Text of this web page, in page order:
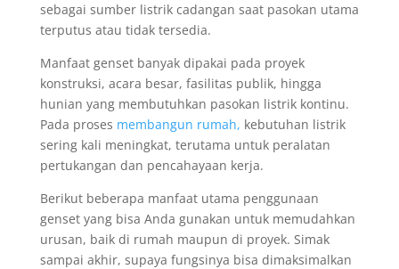
sebagai sumber listrik cadangan saat pasokan utama
terputus atau tidak tersedia.
Manfaat genset banyak dipakai pada proyek
konstruksi, acara besar, fasilitas publik, hingga
hunian yang membutuhkan pasokan listrik kontinu.
Pada proses membangun rumah, kebutuhan listrik
sering kali meningkat, terutama untuk peralatan
pertukangan dan pencahayaan kerja.
Berikut beberapa manfaat utama penggunaan
genset yang bisa Anda gunakan untuk memudahkan
urusan, baik di rumah maupun di proyek. Simak
sampai akhir, supaya fungsinya bisa dimaksimalkan